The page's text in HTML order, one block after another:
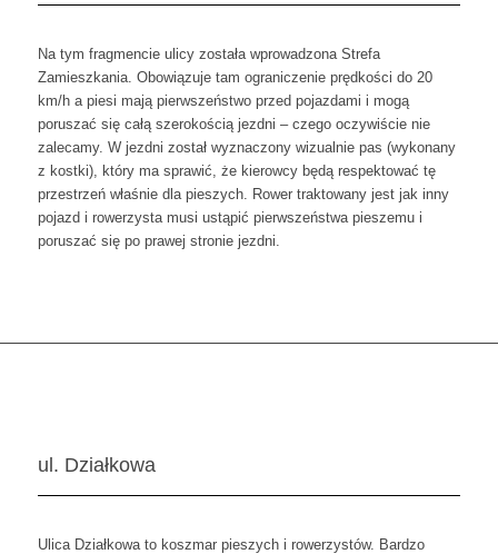
Na tym fragmencie ulicy została wprowadzona Strefa
Zamieszkania. Obowiązuje tam ograniczenie prędkości do 20
km/h a piesi mają pierwszeństwo przed pojazdami i mogą
poruszać się całą szerokością jezdni – czego oczywiście nie
zalecamy. W jezdni został wyznaczony wizualnie pas (wykonany
z kostki), który ma sprawić, że kierowcy będą respektować tę
przestrzeń właśnie dla pieszych. Rower traktowany jest jak inny
pojazd i rowerzysta musi ustąpić pierwszeństwa pieszemu i
poruszać się po prawej stronie jezdni.
ul. Działkowa
Ulica Działkowa to koszmar pieszych i rowerzystów. Bardzo